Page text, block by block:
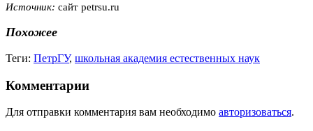
Источник: сайт petrsu.ru
Похожее
Теги: ПетрГУ, школьная академия естественных наук
Комментарии
Для отправки комментария вам необходимо авторизоваться.